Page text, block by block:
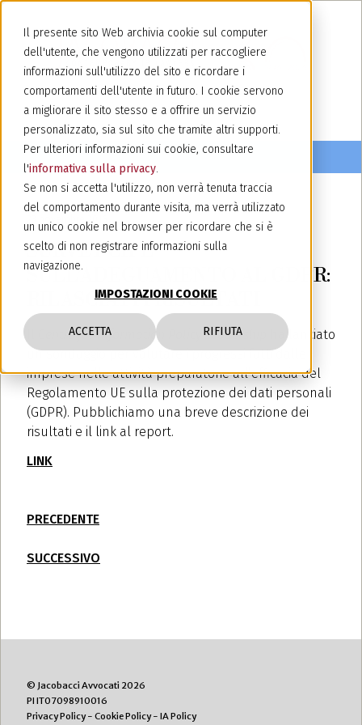
Il presente sito Web archivia cookie sul computer
dell'utente, che vengono utilizzati per raccogliere
informazioni sull'utilizzo del sito e ricordare i
comportamenti dell'utente in futuro. I cookie servono
a migliorare il sito stesso e a offrire un servizio
personalizzato, sia sul sito che tramite altri supporti.
Per ulteriori informazioni sui cookie, consultare
l'informativa sulla privacy.
Se non si accetta l'utilizzo, non verrà tenuta traccia
del comportamento durante visita, ma verrà utilizzato
un unico cookie nel browser per ricordare che si è
scelto di non registrare informazioni sulla
navigazione.
IMPOSTAZIONI COOKIE
ACCETTA RIFIUTA
23 novembre 2016
SURVEY CIPL
SULL’ADEGUAMENTO AL GDPR:
RILASCIATI I RISULTATI
Centre for Information Policy Leadership
ha lanciato
un sondaggio per valutare i progressi fatti dalle
imprese nelle attività preparatorie all’efficacia del
Regolamento UE sulla protezione dei dati personali
(GDPR). Pubblichiamo una breve descrizione dei
risultati e il link al report.
LINK
PRECEDENTE
SUCCESSIVO
© Jacobacci Avvocati 2026
PI IT07098910016
Privacy Policy- Cookie Policy- IA Policy